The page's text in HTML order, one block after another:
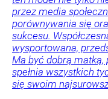
przez media
porównywania się
sukcesu.
wysportowana,
Ma być dobrą matką,
spełnia wszystkich
się swoim